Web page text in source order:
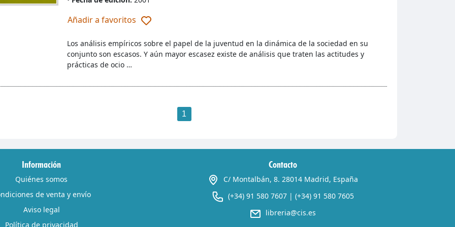
Añadir a favoritos
Los análisis empíricos sobre el papel de la juventud en la dinámica de la sociedad en su
conjunto son escasos. Y aún mayor escasez existe de análisis que traten las actitudes y
prácticas de ocio …
1
Información
Quiénes somos
de venta y envío
Aviso legal
Política de privacidad
Contacto
C/ Montalbán, 8. 28014 Madrid, España
(+34) 91 580 7607| (+34) 91 580 7605
libreria@cis.es